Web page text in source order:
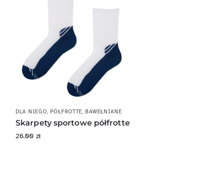
DLA NIEGO, PÓŁFROTTE,BAWEŁNIANE
Skarpety sportowe półfrotte
26.00 zł